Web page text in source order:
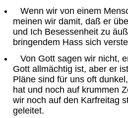
Wenn wir von einem
meinen wir damit, daß er
und Ich Besessenheit zu
bringendem Hass sich
Von Gott sagen wir nicht,
Gott allmächtig ist, aber er
Pläne sind für uns oft
hat und noch auf krummen
wir noch auf den Karfreitag
geleitet.